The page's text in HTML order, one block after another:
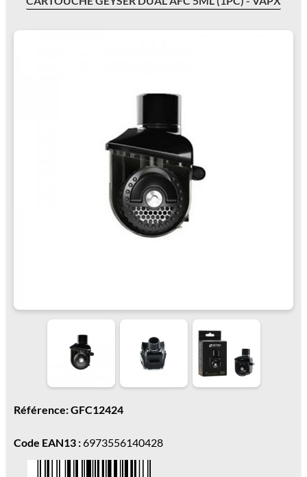
Référence: GFC12424
Code EAN13 :6973556140428